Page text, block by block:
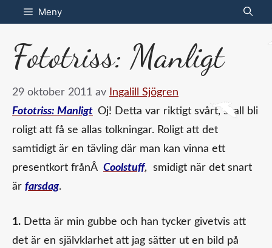
Hoppa
till
innehåll
Meny
Fototriss: Manligt
29 oktober 2011 av
Ingalill Sjögren
Fototriss: Manligt Oj! Detta var riktigt svårt, skall bli
roligt att få se allas tolkningar. Roligt att det
samtidigt är en tävling där man kan vinna ett
presentkort frånÂ Coolstuff, smidigt när det snart
är farsdag.
1. Detta är min gubbe och han tycker givetvis att
det är en självklarhet att jag sätter ut en bild på